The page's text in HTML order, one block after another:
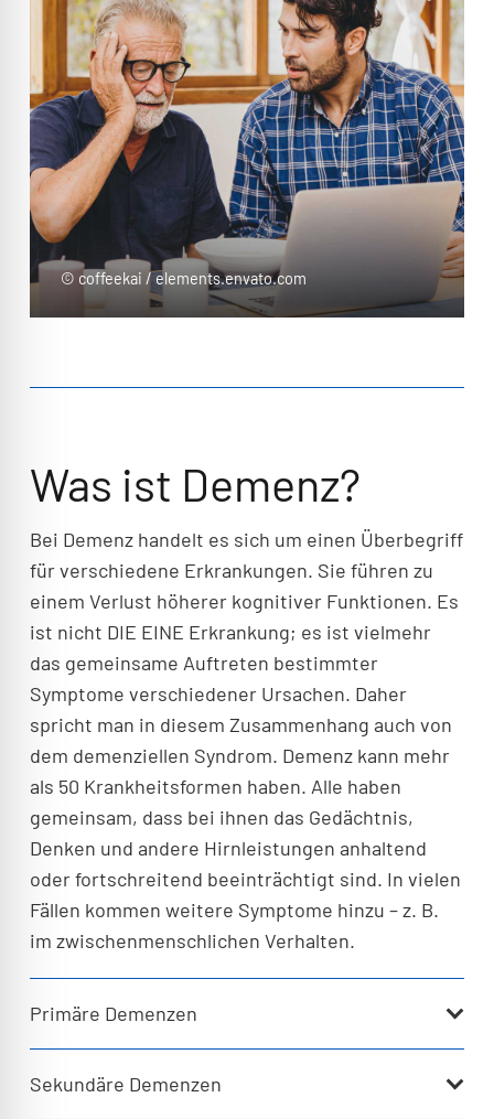
© coffeekai / elements.envato.com
Was ist Demenz?
Bei Demenz handelt es sich um einen Überbegriff
für verschiedene Erkrankungen. Sie führen zu
einem Verlust höherer kognitiver Funktionen. Es
ist nicht DIE EINE Erkrankung; es ist vielmehr
das gemeinsame Auftreten bestimmter
Symptome verschiedener Ursachen. Daher
spricht man in diesem Zusammenhang auch von
dem demenziellen Syndrom. Demenz kann mehr
als 50 Krankheitsformen haben. Alle haben
gemeinsam, dass bei ihnen das Gedächtnis,
Denken und andere Hirnleistungen anhaltend
oder fortschreitend beeinträchtigt sind. In vielen
Fällen kommen weitere Symptome hinzu – z. B.
im zwischenmenschlichen Verhalten.
Primäre Demenzen
Sekundäre Demenzen